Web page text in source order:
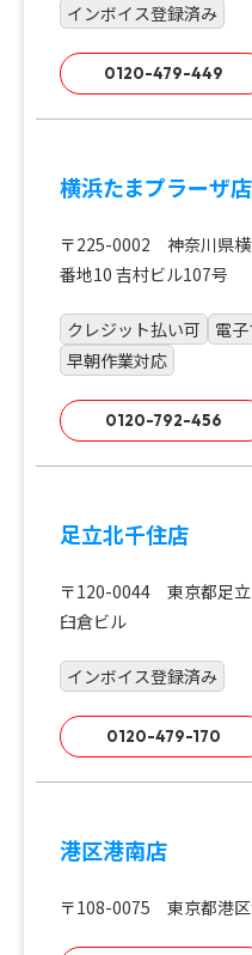
インボイス登録済み
0120-479-449
横浜たまプラーザ店
〒225-0002 神奈川県横
番地10 吉村ビル107号
クレジット払い可 電
早朝作業対応
0120-792-456
足立北千住店
〒120-0044 東京都足
臼倉ビル
インボイス登録済み
0120-479-170
港区港南店
〒108-0075 東京都港